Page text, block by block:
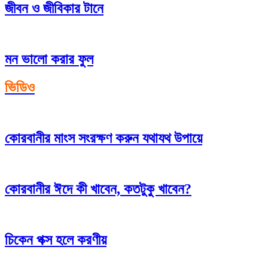
জীবন ও জীবিকার টানে
মন ভালো করার ফুল
ভিডিও
কোরবানীর মাংস সংরক্ষণ করুন যথাযথ উপায়ে
কোরবানীর ঈদে কী খাবেন, কতটুকু খাবেন?
চিকেন পক্স হলে করণীয়